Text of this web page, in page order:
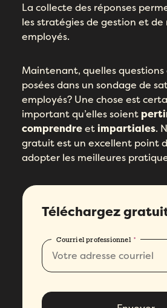
La collecte des réponses
les stratégies de gestion et
employés.
Maintenant, quelles
posées dans un sondage de
employés? Une chose est
important qu’elles soient
comprendreetimpartiales.
gratuit est un excellent point
adopter les meilleures
Téléchargez
Courriel professionnel *